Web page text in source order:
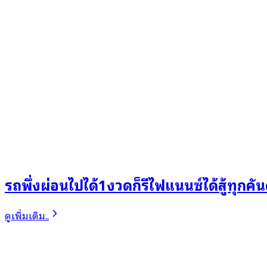
รถพึ่งผ่อนไปได้1งวดก็รีไฟแนนซ์ได้สู้ทุกคั
ดูเพิ่มเติม..